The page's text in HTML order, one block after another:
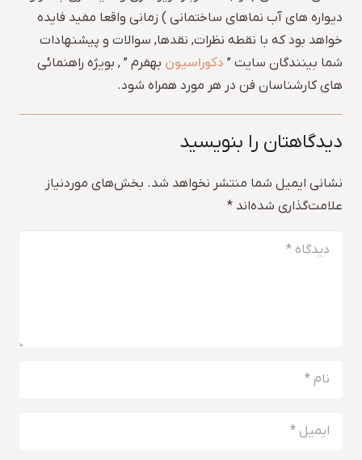
دیواره های آب نماهای ساختمانی ) زمانی واقعا مفید فایده
خواهد بود که با نقطه نظرات, نقدها, سوالات و پیشنهادات
شما بینندگان سایت ” دکوراسیون بهفرم ” , بویژه راهنمائی
های کارشناسان فن در هر مورد همراه شود.
دیدگاهتان را بنویسید
نشانی ایمیل شما منتشر نخواهد شد. بخش‌های موردنیاز
علامت‌گذاری شده‌اند *